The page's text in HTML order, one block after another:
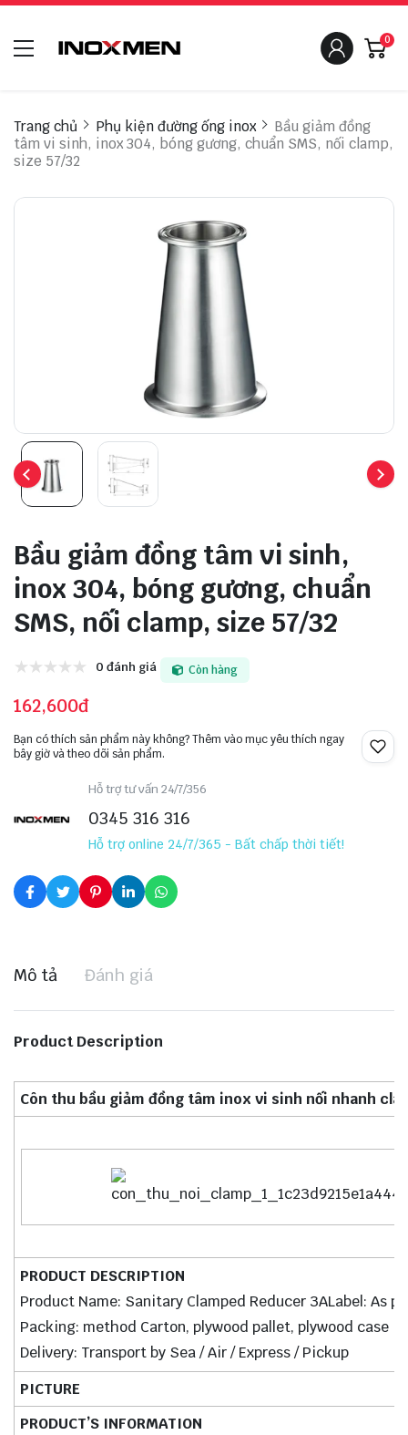
0
Trang chủ Phụ kiện đường ống inox
Bầu giảm đồng
tâm vi sinh, inox 304, bóng gương, chuẩn SMS, nối clamp,
size 57/32
Bầu giảm đồng tâm vi sinh,
inox 304, bóng gương, chuẩn
SMS, nối clamp, size 57/32
0 đánh giá Còn hàng
162,600đ
Bạn có thích sản phẩm này không? Thêm vào mục yêu thích ngay
bây giờ và theo dõi sản phẩm.
Hỗ trợ tư vấn 24/7/356
0345 316 316
Hỗ trợ online 24/7/365 - Bất chấp thời tiết!
Mô tả Đánh giá
Product Description
Côn thu bầu giảm đồng tâm inox vi sinh nối nhanh
PRODUCT DESCRIPTION
Product Name: Sanitary Clamped Reducer 3ALabel: As
Packing: method Carton, plywood pallet, plywood case
Delivery: Transport by Sea / Air / Express / Pickup
PICTURE
PRODUCT’S INFORMATION